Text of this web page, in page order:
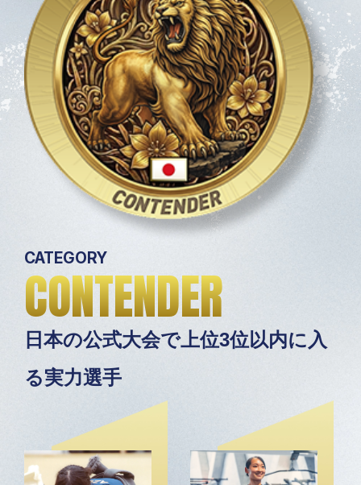
CATEGORY
CONTENDER
日本の公式大会で上位3位以内に入
る実力選手